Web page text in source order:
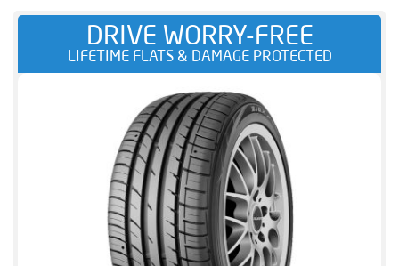
DRIVE WORRY-FREE
LIFETIME FLATS & DAMAGE PROTECTED